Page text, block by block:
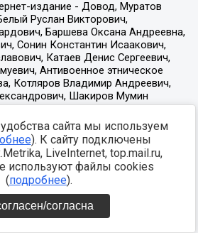
сайта мы используем
). К сайту подключены
LiveInternet, top.mail.ru,
используют файлы cookies
(подробнее).
согласна